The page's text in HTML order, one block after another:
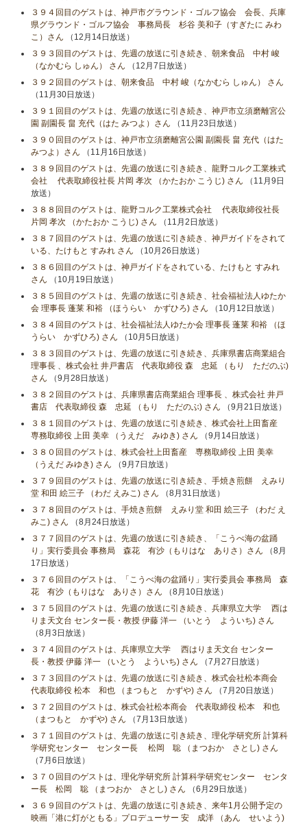
３９４回目のゲストは、神戸市グラウンド・ゴルフ協会 会長、兵庫
県グラウンド・ゴルフ協会 事務局長 杉谷 美和子（すぎたに みわ
こ）さん （12月14日放送）
３９３回目のゲストは、先週の放送に引き続き、朝来食品 中村 峻
（なかむら しゅん） さん （12月7日放送）
３９２回目のゲストは、朝来食品 中村 峻（なかむら しゅん） さん
（11月30日放送）
３９１回目のゲストは、先週の放送に引き続き、神戸市立須磨離宮公
園 副園長 畠 充代（はた みつよ）さん （11月23日放送）
３９０回目のゲストは、神戸市立須磨離宮公園 副園長 畠 充代（はた
みつよ）さん （11月16日放送）
３８９回目のゲストは、先週の放送に引き続き、龍野コルク工業株式
会社 代表取締役社長 片岡 孝次 （かたおか こうじ) さん （11月9日
放送）
３８８回目のゲストは、龍野コルク工業株式会社 代表取締役社長
片岡 孝次 （かたおか こうじ) さん （11月2日放送）
３８７回目のゲストは、先週の放送に引き続き、神戸ガイドをされて
いる、たけもと すみれ さん （10月26日放送）
３８６回目のゲストは、神戸ガイドをされている、たけもと すみれ
さん （10月19日放送）
３８５回目のゲストは、先週の放送に引き続き、社会福祉法人ゆたか
会 理事長 蓬莱 和裕 （ほうらい かずひろ) さん （10月12日放送）
３８４回目のゲストは、社会福祉法人ゆたか会 理事長 蓬莱 和裕 （ほ
うらい かずひろ) さん （10月5日放送）
３８３回目のゲストは、先週の放送に引き続き、兵庫県書店商業組合
理事長 、株式会社 井戸書店 代表取締役 森 忠延 （もり ただのぶ)
さん （9月28日放送）
３８２回目のゲストは、兵庫県書店商業組合 理事長 、株式会社 井戸
書店 代表取締役 森 忠延 （もり ただのぶ) さん （9月21日放送）
３８１回目のゲストは、先週の放送に引き続き、株式会社上田畜産
専務取締役 上田 美幸 （うえだ みゆき) さん （9月14日放送）
３８０回目のゲストは、株式会社上田畜産 専務取締役 上田 美幸
（うえだ みゆき) さん （9月7日放送）
３７９回目のゲストは、先週の放送に引き続き、手焼き煎餅 えみり
堂 和田 絵三子 （わだ えみこ) さん （8月31日放送）
３７８回目のゲストは、手焼き煎餅 えみり堂 和田 絵三子 （わだ え
みこ) さん （8月24日放送）
３７７回目のゲストは、先週の放送に引き続き、「こうべ海の盆踊
り」実行委員会 事務局 森花 有沙（もりはな ありさ）さん （8月
17日放送）
３７６回目のゲストは、「こうべ海の盆踊り」実行委員会 事務局 森
花 有沙（もりはな ありさ）さん （8月10日放送）
３７５回目のゲストは、先週の放送に引き続き、兵庫県立大学 西は
りま天文台 センター長・教授 伊藤 洋一 （いとう よういち) さん
（8月3日放送）
３７４回目のゲストは、兵庫県立大学 西はりま天文台 センター
長・教授 伊藤 洋一 （いとう よういち) さん （7月27日放送）
３７３回目のゲストは、先週の放送に引き続き、株式会社松本商会
代表取締役 松本 和也 （まつもと かずや) さん （7月20日放送）
３７２回目のゲストは、株式会社松本商会 代表取締役 松本 和也
（まつもと かずや) さん （7月13日放送）
３７１回目のゲストは、先週の放送に引き続き、理化学研究所 計算科
学研究センター センター長 松岡 聡 （まつおか さとし) さん
（7月6日放送）
３７０回目のゲストは、理化学研究所 計算科学研究センター センタ
ー長 松岡 聡 （まつおか さとし) さん （6月29日放送）
３６９回目のゲストは、先週の放送に引き続き、来年1月公開予定の
映画「港に灯がともる」プロデューサー 安 成洋 （あん せいよう)